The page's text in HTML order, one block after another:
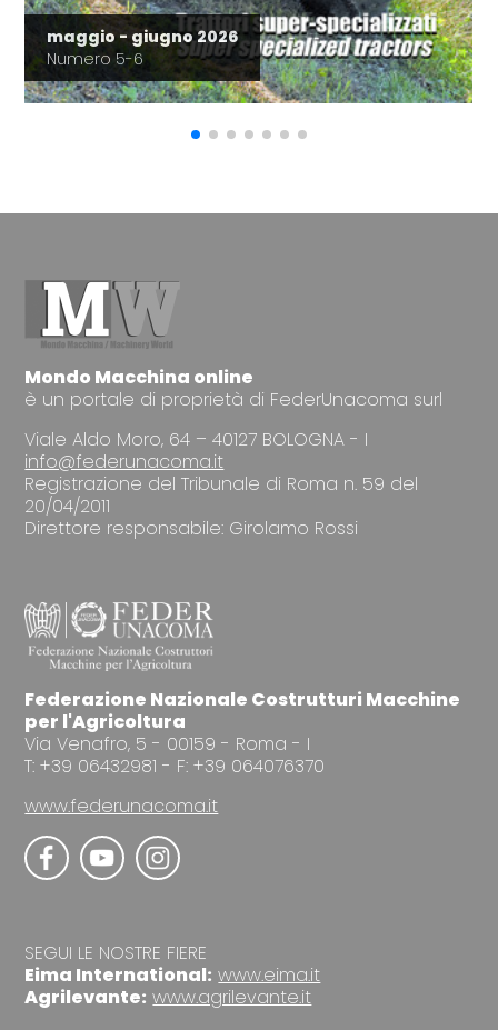
maggio - giugno 2026
Numero 5-6
Mondo Macchina online
è un portale di proprietà di FederUnacoma surl
Viale Aldo Moro, 64 – 40127 BOLOGNA - I
info@federunacoma.it
Registrazione del Tribunale di Roma n. 59 del
20/04/2011
Direttore responsabile: Girolamo Rossi
Federazione Nazionale Costrutturi Macchine
per l'Agricoltura
Via Venafro, 5 - 00159 - Roma - I
T: +39 06432981 - F: +39 064076370
www.federunacoma.it
SEGUI LE NOSTRE FIERE
Eima International: www.eima.it
Agrilevante: www.agrilevante.it